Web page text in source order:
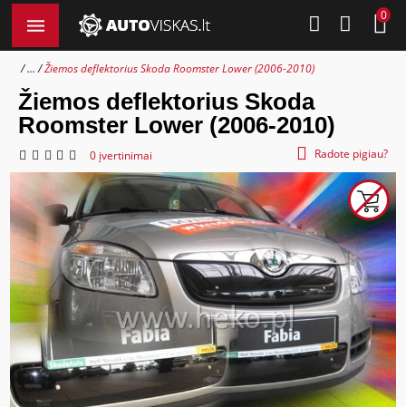
0
... Žiemos deflektorius Skoda Roomster Lower (2006-2010)
Žiemos deflektorius Skoda
Roomster Lower (2006-2010)
0 įvertinimai Radote pigiau?